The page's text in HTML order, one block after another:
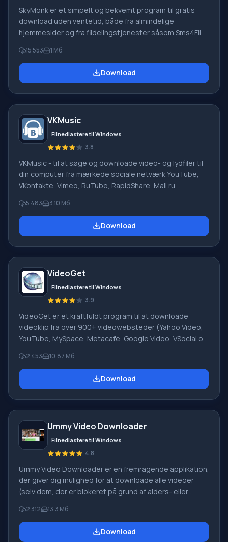
SkyMonk er et simpelt og bekvemt program til gratis
download uden ventetid, både fra almindelige
hjemmesider og fra fildelingstjenester såsom Sms4File,
2.20 kan du downloade filer og uploade dem til en
fildelingstjeneste. Programmet understøtter en betalt
downloadtilstand fra fildelingstjenester.
mulighed for at genoptage afbrudte forbindelser. Uden
problemer, fa
15 553 1 Мб
Download
VKMusic
Filnedlastere til Windows
3.8
VKMusic - til at søge og downloade video- og lydfiler til
din computer fra mærkede sociale netværk YouTube,
VKontakte, Vimeo, RuTube, RapidShare, Mail.ru,
understøttes på sider som smotri.com, intv.ru,
video.google.com, video.bigmir.net, a1tv.ru, tnt-tv.ru og
andre. Fordele: Yderligere søgning i en interaktiv
med support
5 483 3.10 Мб
Download
VideoGet
Filnedlastere til Windows
3.9
VideoGet er et kraftfuldt program til at downloade
videoklip fra over 900+ videowebsteder (Yahoo Video,
YouTube, MySpace, Metacafe, Google Video, VSocial og
forskellige formater til afspilning på en videoafspiller,
computer eller mobiltelefon. Funktioner På trods af
overfloden af downloader-programmer fra forskellige
downloaden automatisk.
2 453 10.87 Mб
Download
Ummy Video Downloader
Filnedlastere til Windows
4.8
Ummy Video Downloader er en fremragende applikation,
der giver dig mulighed for at downloade alle videoer
(selv dem, der er blokeret på grund af alders- eller
videohosting-side YouTube. Du kan downloade enten
hele videoen eller kun lydsporet. Applikationen har et
kortfattet, behersket interface uden unødvendige
2 312 13.3 Мб
Download